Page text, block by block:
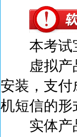
本考试宝
虚拟
安装，支付
机短信的形
实体产